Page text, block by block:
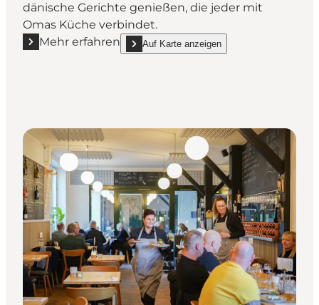
dänische Gerichte genießen, die jeder mit
Omas Küche verbindet.
Mehr erfahren
Mehr erfahren "Restaurant Klosterkroen - dänisch"
Auf Karte anzeigen
show Restaurant Klosterkroen - dänisch